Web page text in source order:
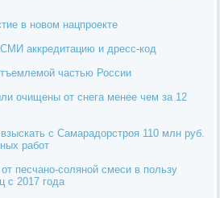
в новом нацпроекте
аккредитацию и дресс-код
частью России
очищены от снега менее чем за 12
с Самарадорстроя 110 млн руб.
работ
песчано-соляной смеси в пользу
с 2017 года